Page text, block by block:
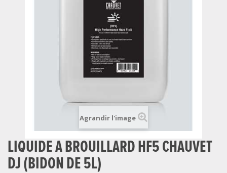
Agrandir l'image
LIQUIDE A BROUILLARD HF5 CHAUVET
DJ (BIDON DE 5L)